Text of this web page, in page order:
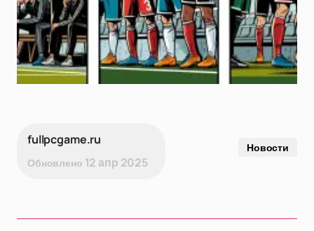
fullpcgame.ru
Обновлено 12 апр 2025
Новости